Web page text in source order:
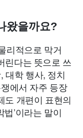
왔을까요?
리적으로 막거
린다는 뜻으로 쓰
대학 행사, 정치
에서 자주 등장
도 개편이 표현의
’이라는 말이